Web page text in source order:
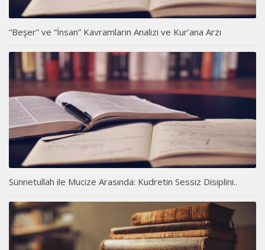
“Beşer” ve “İnsan” Kavramların Analizi ve Kur’ana Arzı
Sünnetullah ile Mucize Arasında: Kudretin Sessiz Disiplini..